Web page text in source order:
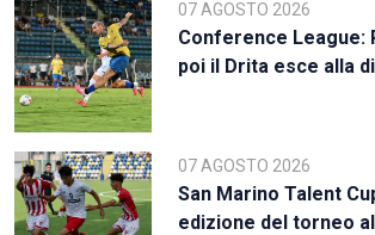
07 AGOSTO 2026
Conference League:
poi il Drita esce alla
07 AGOSTO 2026
San Marino Talent
edizione del torneo